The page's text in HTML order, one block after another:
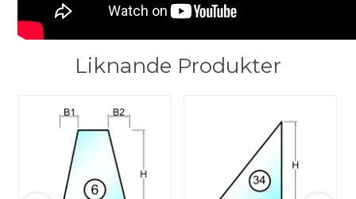
Liknande Produkter